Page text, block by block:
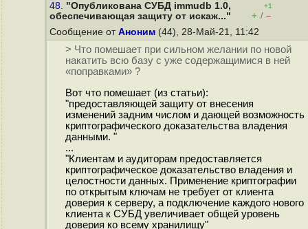
48. "Опубликована СУБД immudb 1.0,
обеспечивающая защиту от искаж..."
+1
+ / –
Сообщение от Аноним (44), 28-Май-21, 11:42
> Что помешает при сильном желании по новой
накатить всю базу с уже содержащимися в ней
«поправками» ?
Вот что помешает (из статьи):
"предоставляющей защиту от внесения
изменений задним числом и дающей возможность
криптографического доказательства владения
данными. "
...
"Клиентам и аудиторам предоставляется
криптографическое доказательство владения и
целостности данных. Применение криптографии
по открытым ключам не требует от клиента
доверия к серверу, а подключение каждого нового
клиента к СУБД увеличивает общей уровень
доверия ко всему хранилищу"